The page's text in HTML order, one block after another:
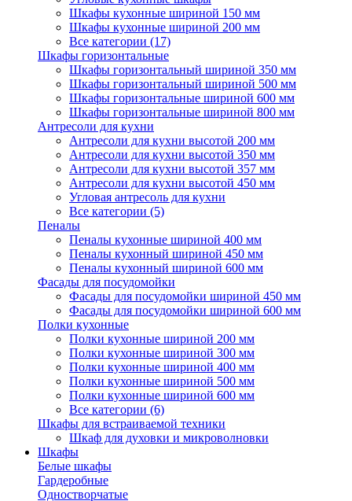
Шкафы кухонные шириной 150 мм
Шкафы кухонные шириной 200 мм
Все категории (17)
Шкафы горизонтальные
Шкафы горизонтальный шириной 350 мм
Шкафы горизонтальный шириной 500 мм
Шкафы горизонтальные шириной 600 мм
Шкафы горизонтальные шириной 800 мм
Антресоли для кухни
Антресоли для кухни высотой 200 мм
Антресоли для кухни высотой 350 мм
Антресоли для кухни высотой 357 мм
Антресоли для кухни высотой 450 мм
Угловая антресоль для кухни
Все категории (5)
Пеналы
Пеналы кухонные шириной 400 мм
Пеналы кухонный шириной 450 мм
Пеналы кухонный шириной 600 мм
Фасады для посудомойки
Фасады для посудомойки шириной 450 мм
Фасады для посудомойки шириной 600 мм
Полки кухонные
Полки кухонные шириной 200 мм
Полки кухонные шириной 300 мм
Полки кухонные шириной 400 мм
Полки кухонные шириной 500 мм
Полки кухонные шириной 600 мм
Все категории (6)
Шкафы для встраиваемой техники
Шкаф для духовки и микроволновки
Шкафы
Белые шкафы
Гардеробные
Одностворчатые